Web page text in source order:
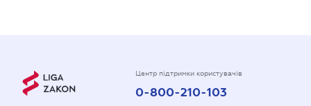
Центр підтримки користувачів
0-800-210-103